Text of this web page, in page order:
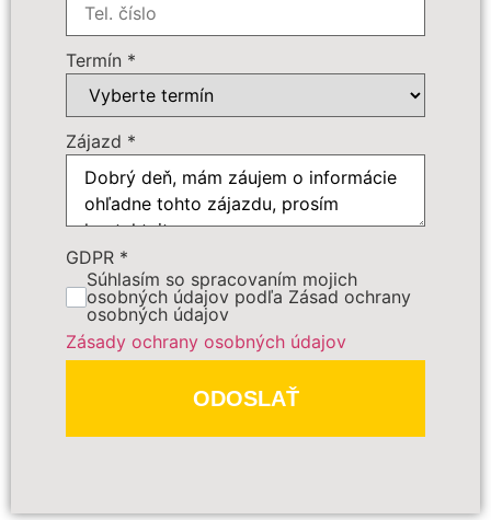
Termín *
Zájazd *
GDPR *
Súhlasím so spracovaním mojich
osobných údajov podľa Zásad ochrany
osobných údajov
Zásady ochrany osobných údajov
ODOSLAŤ
PREDBEŽNE OBJEDNAŤ
Polia označené*sú povinné